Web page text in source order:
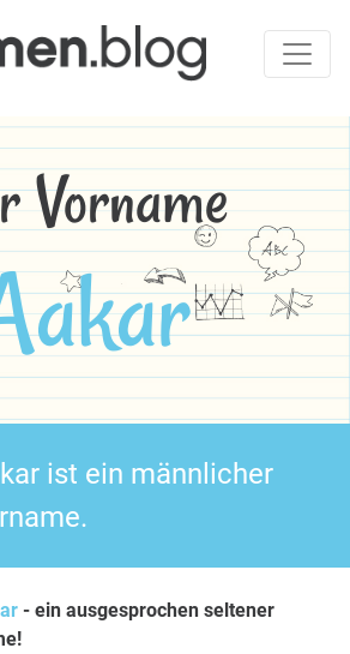
Vorname
ist ein männlicher
- ein ausgesprochen seltener